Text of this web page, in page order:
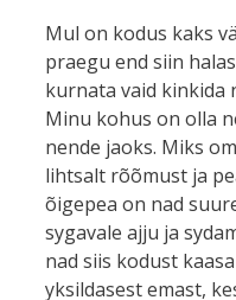
Mul on kodus kaks
praegu end siin
kurnata vaid kinkida
Minu kohus on olla
nende jaoks. Miks
lihtsalt rõõmust ja
õigepea on nad
sygavale ajju ja
nad siis kodust
yksildasest emast,